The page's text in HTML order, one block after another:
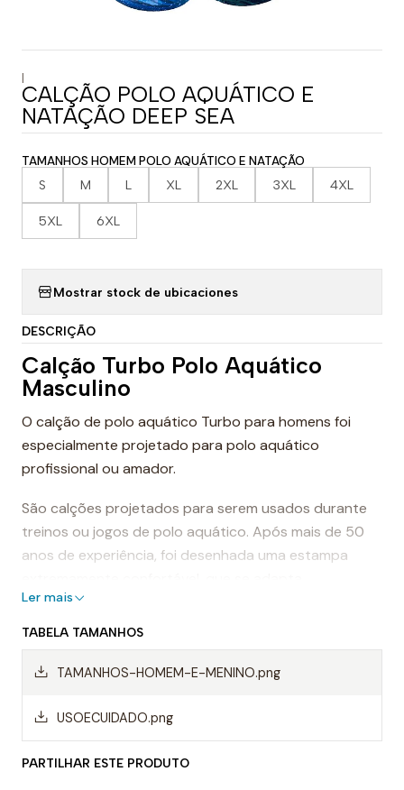
|
CALÇÃO POLO AQUÁTICO E
NATAÇÃO DEEP SEA
TAMANHOS HOMEM POLO AQUÁTICO E NATAÇÃO
S M L XL 2XL 3XL 4XL
5XL 6XL
Mostrar stock de ubicaciones
DESCRIÇÃO
Calção Turbo Polo Aquático
Masculino
O calção de polo aquático Turbo para homens foi
especialmente projetado para polo aquático
profissional ou amador.
São calções projetados para serem usados durante
treinos ou jogos de polo aquático. Após mais de 50
anos de experiência, foi desenhada uma estampa
perfeitamente ao corpo, proporcionando conforto e
sensação de leveza.
Dessa forma, os calções de polo aquático facilitam a
permitindo um movimento mais rápido ao nadar.
Ler mais
TABELA TAMANHOS
TAMANHOS-HOMEM-E-MENINO.png
USOECUIDADO.png
PARTILHAR ESTE PRODUTO